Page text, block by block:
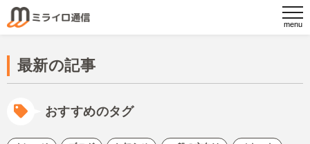
最新の記事
おすすめのタグ